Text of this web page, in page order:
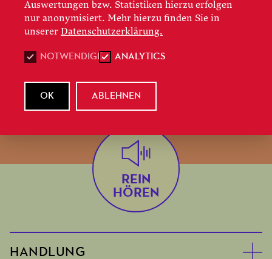
Dramaturgin Deborah Einspieler stimmt Sie mit
Ihren Besuch ein und erläutert Handlung, Musik
beiSoundCloud, Spotify
REIN
HÖREN
HANDLUNG
Auswertungen bzw. Statistiken hierzu erfolgen
nur anonymisiert. Mehr hierzu finden Sie in
unserer Datenschutzerklärung.
NOTWENDIGE ANALYTICS
OK ABLEHNEN